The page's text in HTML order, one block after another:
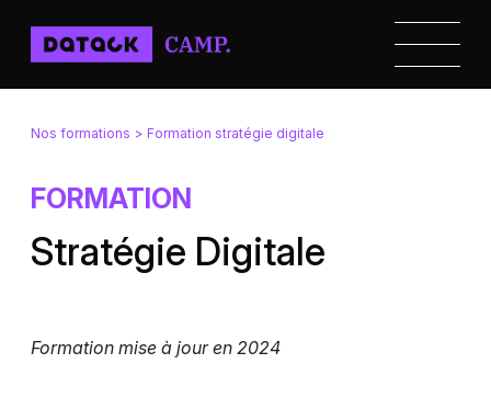
Nos formations > Formation stratégie digitale
FORMATION
Stratégie Digitale
Formation mise à jour en 2024